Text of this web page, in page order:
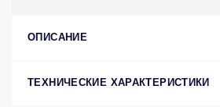
ОПИСАНИЕ
ТЕХНИЧЕСКИЕ ХАРАКТЕРИСТИКИ